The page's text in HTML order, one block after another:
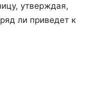
утверждая,
ли приведет к